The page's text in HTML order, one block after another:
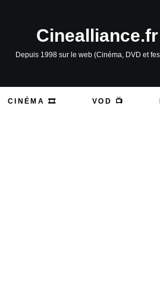
Cinealliance.fr
Depuis 1998 sur le web (Cinéma, DVD et
CINÉMA 🎞️ VOD 📺